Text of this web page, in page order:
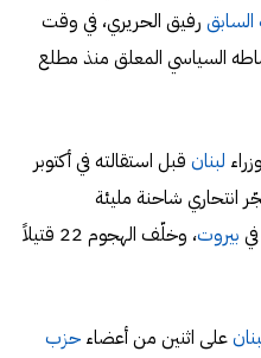
رفيق الحريري، في وقت
السياسي المعلق منذ مطلع
لبنان قبل استقالته في أكتوبر
2005 عندما فجّر انتحاري شاحنة مليئة
بيروت
، وخلّف الهجوم 22 قتيلاً
على اثنين من أعضاء حزب